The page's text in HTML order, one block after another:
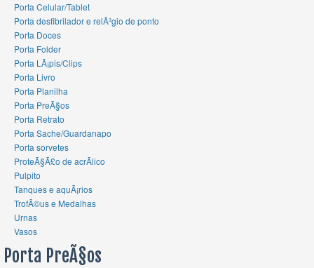
Porta Celular/Tablet
Porta desfibrilador e relÃ³gio de ponto
Porta Doces
Porta Folder
Porta LÃ¡pis/Clips
Porta Livro
Porta Planilha
Porta PreÃ§os
Porta Retrato
Porta Sache/Guardanapo
Porta sorvetes
ProteÃ§Ã£o de acrÃ­lico
Pulpito
Tanques e aquÃ¡rios
TrofÃ©us e Medalhas
Urnas
Vasos
Porta PreÃ§os